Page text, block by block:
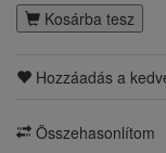
Kosárba tesz
Hozzáadás a
Összehasonlítom